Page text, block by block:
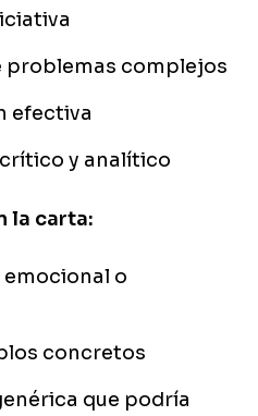
problemas complejos
efectiva
y analítico
la carta:
emocional o
concretos
que podría